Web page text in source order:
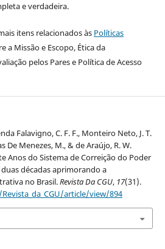
e verdadeira.
itens relacionados às Políticas
a Missão e Escopo, Ética da
pelos Pares e Política de Acesso
Falavigno, C. F. F., Monteiro Neto, J. T.
De Menezes, M., & de Araújo, R. W.
Anos do Sistema de Correição do Poder
décadas aprimorando a
no Brasil.Revista Da CGU, 17(31).
article/view/894